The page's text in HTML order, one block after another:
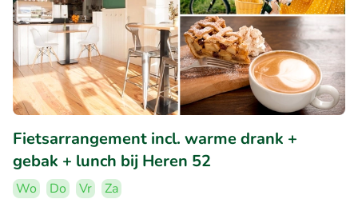
Fietsarrangement incl. warme drank +
gebak + lunch bij Heren 52
Wo Do Vr
Za